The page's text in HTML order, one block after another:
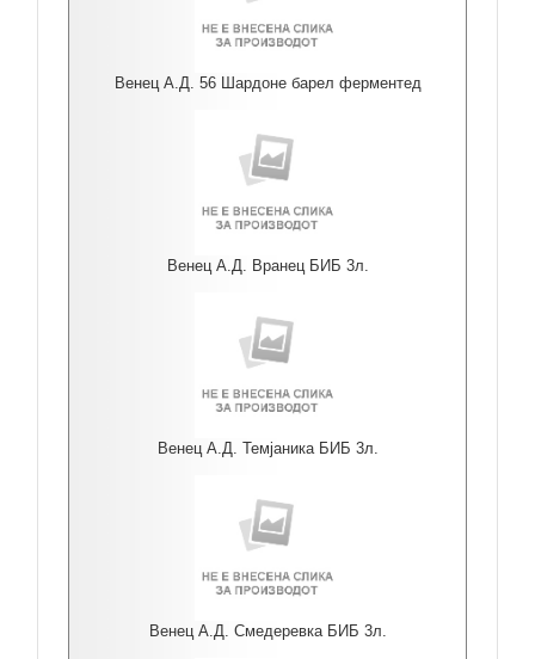
Венец А.Д. 56 Шардоне барел ферментед
Венец А.Д. Вранец БИБ 3л.
Венец А.Д. Темјаника БИБ 3л.
Венец А.Д. Смедеревка БИБ 3л.